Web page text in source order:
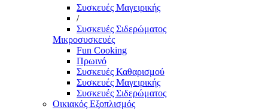
Συσκευές Μαγειρικής
/
Συσκευές Σιδερώματος
Μικροσυσκευές
Fun Cooking
Πρωινό
Συσκευές Καθαρισμού
Συσκευές Μαγειρικής
Συσκευές Σιδερώματος
Οικιακός Εξοπλισμός